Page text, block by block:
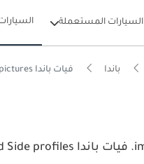
السيارات المستعملة
باندا فيات باندا interior, exterior pictures